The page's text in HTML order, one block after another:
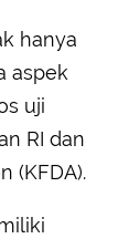
hanya
aspek
uji
RI dan
(KFDA).